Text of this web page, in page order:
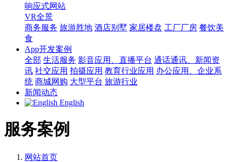
响应式网站
VR全景
商务服务 旅游胜地 酒店别墅 家居楼盘 工厂厂房 餐饮美
食
App开发案例
全部 生活服务 影音应用、直播平台 通话通讯、新闻资
讯 社交应用 拍摄应用 教育行业应用 办公应用、企业系
统 商城网购 大型平台 旅游行业
新闻动态
English
服务案例
网站首页